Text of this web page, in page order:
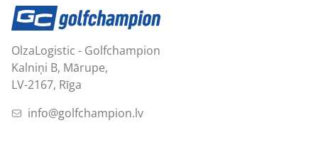
OlzaLogistic - Golfchampion
Kalniņi B, Mārupe,
LV-2167, Rīga
info@golfchampion.lv